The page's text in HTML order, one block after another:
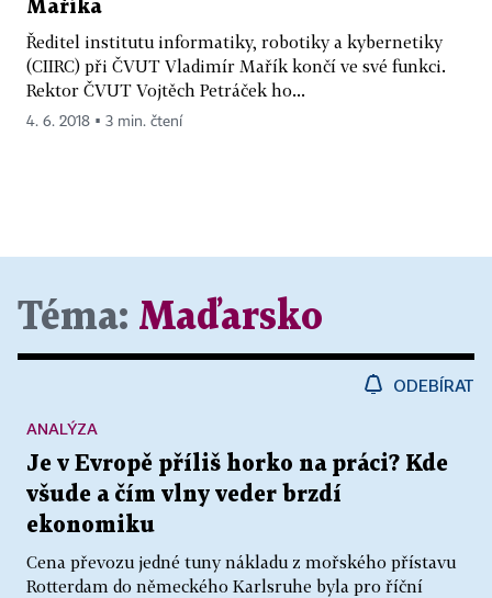
Maříka
Ředitel institutu informatiky, robotiky a kybernetiky
(CIIRC) při ČVUT Vladimír Mařík končí ve své funkci.
Rektor ČVUT Vojtěch Petráček ho...
4. 6. 2018 ▪ 3 min. čtení
Téma: Maďarsko
ODEBÍRAT
Je v Evropě příliš horko na práci? Kde
všude a čím vlny veder brzdí
ekonomiku
Cena převozu jedné tuny nákladu z mořského přístavu
Rotterdam do německého Karlsruhe byla pro říční
ANALÝZA